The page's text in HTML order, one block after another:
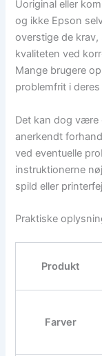
Uoriginal eller
og ikke Epson
overstige de
kvaliteten ved
Mange brugere
problemfrit i
Det kan dog være
anerkendt
ved eventuelle
instruktionerne
spild eller
Praktiske
Produkt
Farver